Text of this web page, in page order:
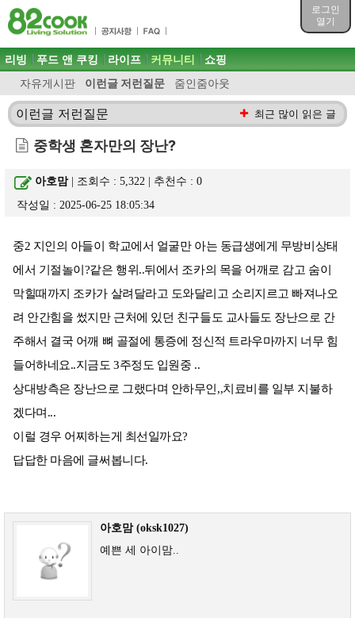
로그인
열기
목차
주메뉴 바로가기
컨텐츠 바로가기
검색 바로가기
로그인 바로가기
주메뉴
리빙 푸드 앤 쿠킹 라이프 커뮤니티
자유게시판 이런글 저런질문 줌인줌아웃
쇼핑
이런글 저런질문 최근 많이 읽은 글
중학생 혼자만의 장난?
아호맘| 조회수 : 5,322 | 추천수 :0
작성일 : 2025-06-25 18:05:34
중2 지인의 아들이 학교에서 얼굴만 아는 동급생에게 무방비상태
에서 기절놀이?같은 행위..뒤에서 조카의 목을 어깨로 감고 숨이
막힐때까지 조카가 살려달라고 도와달리고 소리지르고 빠져나오
려 안간힘을 썼지만 근처에 있던 친구들도 교사들도 장난으로 간
주해서 결국 어깨 뼈 골절에 통증에 정신적 트라우마까지 너무 힘
들어하네요..지금도 3주정도 입원중 ..
상대방측은 장난으로 그랬다며 안하무인,,치료비를 일부 지불하
겠다며...
이럴 경우 어찌하는게 최선일까요?
답답한 마음에 글써봅니다.
아호맘 (oksk1027)
예쁜 세 아이맘..